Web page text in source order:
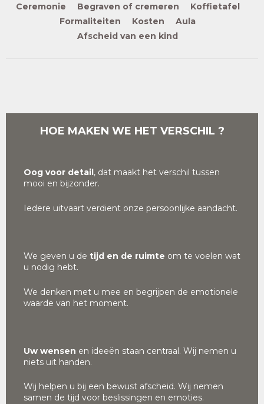
Ceremonie
Begraven of cremeren
Koffietafel
Formaliteiten
Kosten
Aula
Afscheid van een kind
HOE MAKEN WE HET VERSCHIL ?
Oog voor detail , dat maakt het verschil tussen
mooi en bijzonder.
Iedere uitvaart verdient onze persoonlijke aandacht.
We geven u de tijd en de ruimte om te voelen wat
u nodig hebt.
We denken met u mee en begrijpen de emotionele
waarde van het moment.
Uw wensen en ideeën staan centraal. Wij nemen u
niets uit handen.
Wij helpen u bij een bewust afscheid. Wij nemen
samen de tijd voor beslissingen en emoties.